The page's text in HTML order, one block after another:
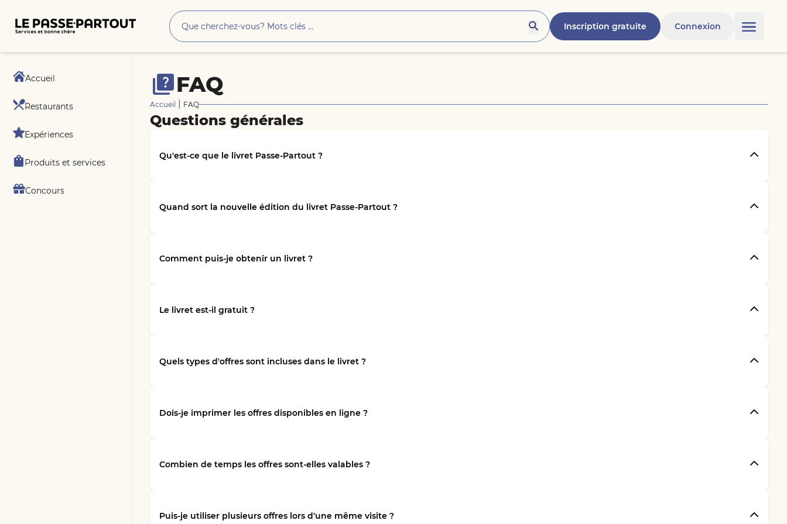
Inscription gratuite Connexion
Accueil
Restaurants
Expériences
Produits et services
Concours
FAQ
Accueil FAQ
Questions générales
Qu'est-ce que le livret Passe-Partout ?
Quand sort la nouvelle édition du livret Passe-Partout ?
Comment puis-je obtenir un livret ?
Le livret est-il gratuit ?
Quels types d'offres sont incluses dans le livret ?
Dois-je imprimer les offres disponibles en ligne ?
Combien de temps les offres sont-elles valables ?
Puis-je utiliser plusieurs offres lors d'une même visite ?